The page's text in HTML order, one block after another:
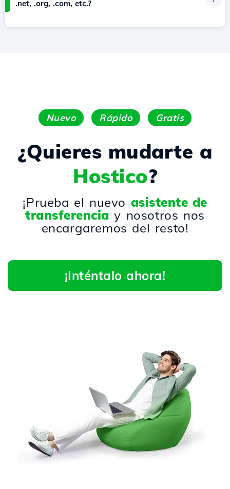
.net, .org, .com, etc.?
Nuevo Rápido Gratis
¿Quieres mudarte a
Hostico?
¡Prueba el nuevo asistente de
transferencia y nosotros nos
encargaremos del resto!
¡Inténtalo ahora!